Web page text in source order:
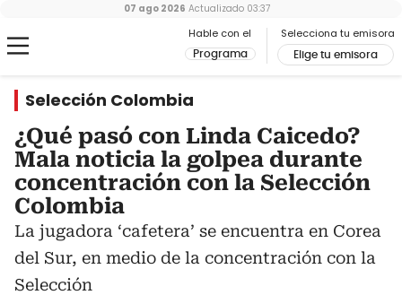
Hable con el
Programa
Selecciona tu emisora
Elige tu emisora
07 ago 2026 Actualizado 03:37
Selección Colombia
¿Qué pasó con Linda Caicedo?
Mala noticia la golpea durante
concentración con la Selección
Colombia
La jugadora ‘cafetera’ se encuentra en Corea
del Sur, en medio de la concentración con la
Selección